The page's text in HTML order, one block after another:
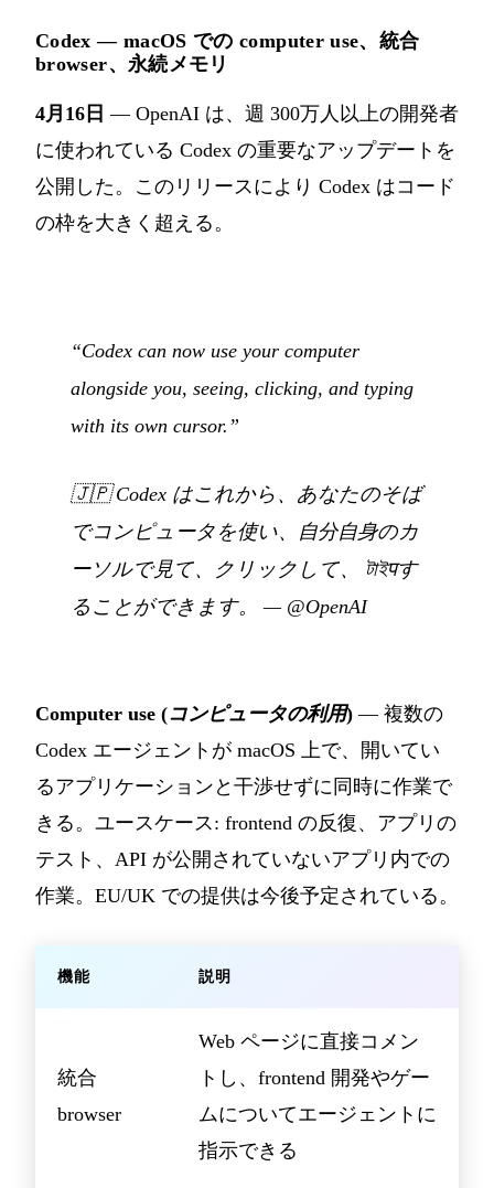
Codex — macOS での computer use、統合
browser、永続メモリ
4月16日 — OpenAI は、週 300万人以上の開発者
に使われている Codex の重要なアップデートを
公開した。このリリースにより Codex はコード
の枠を大きく超える。
“Codex can now use your computer
alongside you, seeing, clicking, and typing
with its own cursor.”
🇯🇵Codex はこれから、あなたのそば
でコンピュータを使い、自分自身のカ
ーソルで見て、クリックして、 টাইपす
ることができます。
— @OpenAI
Computer use (コンピュータの利用) — 複数の
Codex エージェントが macOS 上で、開いてい
るアプリケーションと干渉せずに同時に作業で
きる。ユースケース: frontend の反復、アプリの
テスト、API が公開されていないアプリ内での
作業。EU/UK での提供は今後予定されている。
機能 説明
統合
browser
Web ページに直接コメン
トし、frontend 開発やゲー
ムについてエージェントに
指示できる